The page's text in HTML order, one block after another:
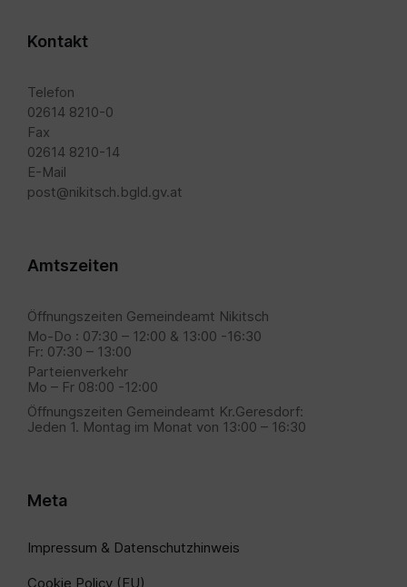
Kontakt
Telefon
02614 8210-0
Fax
02614 8210-14
E-Mail
post@nikitsch.bgld.gv.at
Amtszeiten
Öffnungszeiten Gemeindeamt Nikitsch
Mo-Do : 07:30 – 12:00 & 13:00 -16:30
Fr: 07:30 – 13:00
Parteienverkehr
Mo – Fr 08:00 -12:00
Öffnungszeiten Gemeindeamt Kr.Geresdorf:
Jeden 1. Montag im Monat von 13:00 – 16:30
Meta
Impressum & Datenschutzhinweis
Cookie Policy (EU)